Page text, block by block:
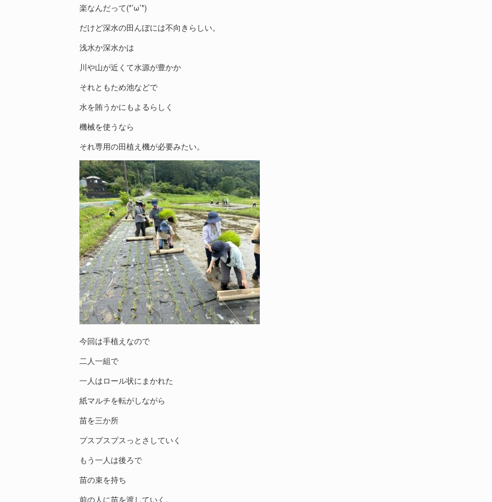
楽なんだって(*’ω’*)
だけど深水の田んぼには不向きらしい。
浅水か深水かは
川や山が近くて水源が豊かか
それともため池などで
水を賄うかにもよるらしく
機械を使うなら
それ専用の田植え機が必要みたい。
今回は手植えなので
二人一組で
一人はロール状にまかれた
紙マルチを転がしながら
苗を三か所
プスプスプスっとさしていく
もう一人は後ろで
苗の束を持ち
前の人に苗を渡していく。